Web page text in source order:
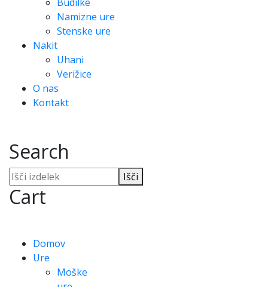
Namizne ure
Stenske ure
Nakit
Uhani
Verižice
O nas
Kontakt
Search
Išči
Cart
Domov
Ure
Moške